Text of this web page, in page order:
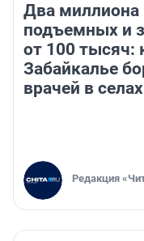
Два миллиона
подъемных и
от 100 тысяч:
Забайкалье
врачей в селах
Редакция